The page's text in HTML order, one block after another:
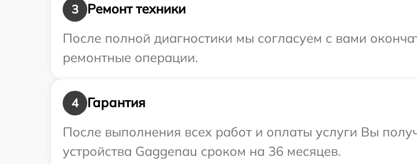
3
Ремонт техники
После полной диагностики мы согласуем с вами
ремонтные операции.
4
Гарантия
После выполнения всех работ и оплаты услуги Вы
устройства Gaggenau сроком на 36 месяцев.